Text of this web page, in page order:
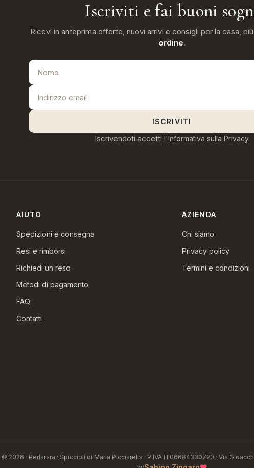
Iscriviti e fai buoni
Ricevi in anteprima offerte, nuovi arrivi e consigli per la casa,
ordine.
ISCRIVITI
Iscrivendoti accetti l'Informativa sulla Privacy
AIUTO
Spedizioni e consegna
Resi e rimborsi
Richiedi un reso
Metodi di pagamento
FAQ
Contatti
AZIENDA
Chi siamo
Privacy policy
Termini e condizioni
© 2026 · Perlarara · Spiccioli di Maria Picciarella · P.IVA IT06684330720 · Via